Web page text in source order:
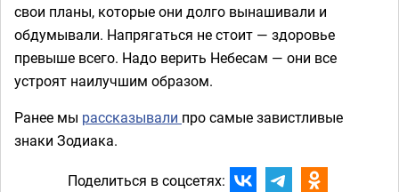
свои планы, которые они долго вынашивали и
обдумывали. Напрягаться не стоит — здоровье
превыше всего. Надо верить Небесам — они все
устроят наилучшим образом.
Ранее мы рассказывали про самые завистливые
знаки Зодиака.
Поделиться в соцсетях: